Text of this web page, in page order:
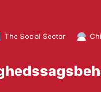
The Social Sector